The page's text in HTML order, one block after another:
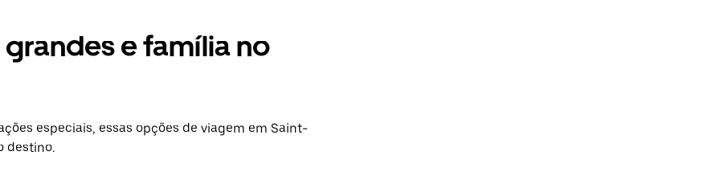
e família no
especiais, essas opções de viagem em Saint-
destino.